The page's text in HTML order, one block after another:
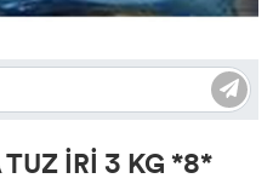
İRİ 3 KG *8*